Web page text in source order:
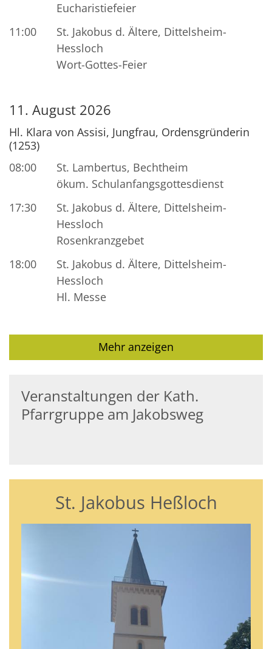
Eucharistiefeier
11:00
St. Jakobus d. Ältere, Dittelsheim-
Hessloch
Wort-Gottes-Feier
11. August 2026
Hl. Klara von Assisi, Jungfrau, Ordensgründerin
(1253)
08:00
St. Lambertus, Bechtheim
ökum. Schulanfangsgottesdienst
17:30
St. Jakobus d. Ältere, Dittelsheim-
Hessloch
Rosenkranzgebet
18:00
St. Jakobus d. Ältere, Dittelsheim-
Hessloch
Hl. Messe
Mehr anzeigen
Veranstaltungen der Kath.
Pfarrgruppe am Jakobsweg
St. Jakobus Heßloch